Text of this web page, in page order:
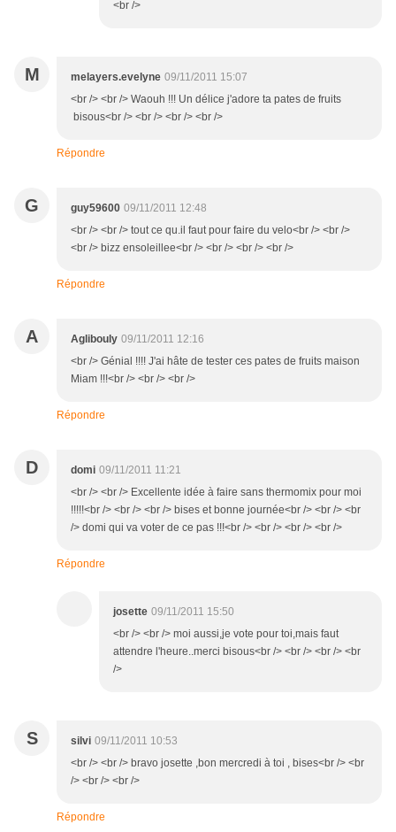
<br />
M melayers.evelyne 09/11/2011 15:07
<br /> <br /> Waouh !!! Un délice j'adore ta pates de fruits
bisous<br /> <br /> <br /> <br />
Répondre
G guy59600 09/11/2011 12:48
<br /> <br /> tout ce qu.il faut pour faire du velo<br /> <br />
<br /> bizz ensoleillee<br /> <br /> <br /> <br />
Répondre
A Aglibouly 09/11/2011 12:16
<br /> Génial !!!! J'ai hâte de tester ces pates de fruits maison
Miam !!!<br /> <br /> <br />
Répondre
D domi 09/11/2011 11:21
<br /> <br /> Excellente idée à faire sans thermomix pour moi
!!!!!<br /> <br /> <br /> bises et bonne journée<br /> <br /> <br
/> domi qui va voter de ce pas !!!<br /> <br /> <br /> <br />
Répondre
josette 09/11/2011 15:50
<br /> <br /> moi aussi,je vote pour toi,mais faut
attendre l'heure..merci bisous<br /> <br /> <br /> <br
/>
S silvi 09/11/2011 10:53
<br /> <br /> bravo josette ,bon mercredi à toi , bises<br /> <br
/> <br /> <br />
Répondre